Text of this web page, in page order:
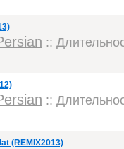
::
::
(REMIX2013)